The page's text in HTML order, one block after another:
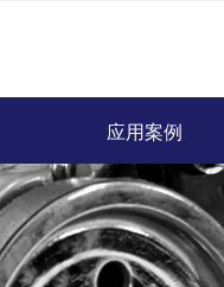
应用案例